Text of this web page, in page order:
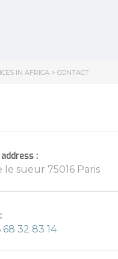
IN AFRICA > CONTACT
:
le sueur 75016 Paris
68 32 83 14